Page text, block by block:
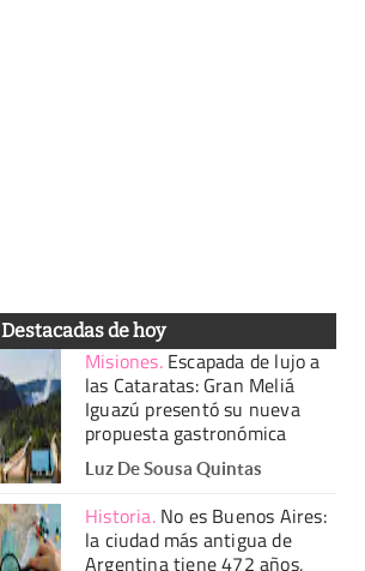
Destacadas de hoy
Misiones. Escapada de lujo a
las Cataratas: Gran Meliá
Iguazú presentó su nueva
propuesta gastronómica
Luz De Sousa Quintas
Historia. No es Buenos Aires:
la ciudad más antigua de
Argentina tiene 472 años,